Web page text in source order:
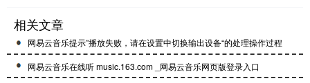
相关文章
网易云音乐提示”播放失败，请在设置中切换输出设备“的处理操作过程
网易云音乐在线听 music.163.com _网易云音乐网页版登录入口